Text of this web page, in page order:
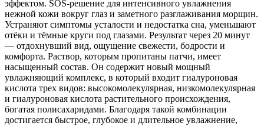
эффектом. SOS-решение для интенсивного увлажнения
нежной кожи вокруг глаз и заметного разглаживания морщин.
Устраняют симптомы усталости и недостатка сна, уменьшают
отёки и тёмные круги под глазами. Результат через 20 минут
― отдохнувший вид, ощущение свежести, бодрости и
комфорта. Раствор, которым пропитаны патчи, имеет
насыщенный состав. Он содержит новый мощный
увлажняющий комплекс, в который входит гиалуроновая
кислота трех видов: высокомолекулярная, низкомолекулярная
и гиалуроновая кислота растительного происхождения,
богатая полисахаридами. Благодаря такой комбинации
достигается быстрое, глубокое и длительное увлажнение,